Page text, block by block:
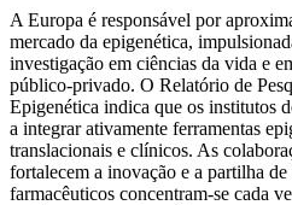
A Europa é responsável por
mercado da epigenética,
investigação em ciências da vida e
público-privado. O Relatório de
Epigenética indica que os institutos
a integrar ativamente ferramentas
translacionais e clínicos. As
fortalecem a inovação e a partilha
farmacêuticos concentram-se cada